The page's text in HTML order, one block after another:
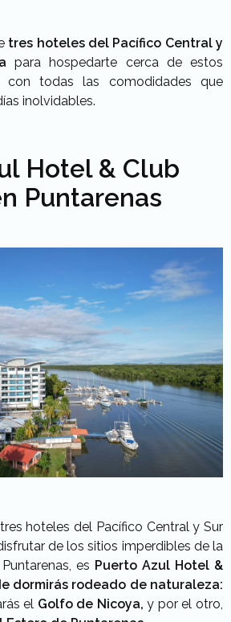
tres hoteles del Pacífico Central y
para hospedarte cerca de estos
con todas las comodidades que
inolvidables.
Hotel & Club
Puntarenas
hoteles del Pacífico Central y Sur
de los sitios imperdibles de la
es Puerto Azul Hotel &
dormirás rodeado de naturaleza:
el Golfo de Nicoya, y por el otro,